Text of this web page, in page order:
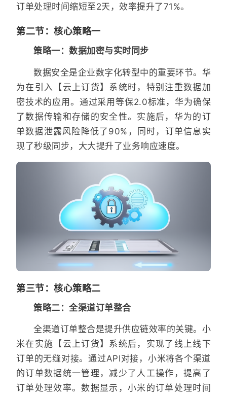
订单处理时间缩短至2天，效率提升了71%。
第二节：核心策略一
策略一：数据加密与实时同步
数据安全是企业数字化转型中的重要环节。华
为在引入【云上订货】系统时，特别注重数据加
密技术的应用。通过采用等保2.0标准，华为确保
了数据传输和存储的安全性。实施后，华为的订
单数据泄露风险降低了90%，同时，订单信息实
现了秒级同步，大大提升了业务响应速度。
第三节：核心策略二
策略二：全渠道订单整合
全渠道订单整合是提升供应链效率的关键。小
米在实施【云上订货】系统后，实现了线上线下
订单的无缝对接。通过API对接，小米将各个渠道
的订单数据统一管理，减少了人工操作，提高了
订单处理效率。数据显示，小米的订单处理时间